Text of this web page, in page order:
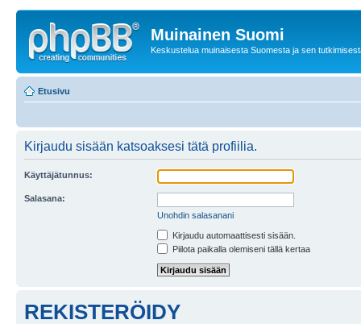
Muinainen Suomi
Keskustelua muinaisesta Suomesta ja sen
Etusivu
Kirjaudu sisään katsoaksesi tätä profiilia.
Käyttäjätunnus:
Salasana:
Unohdin salasanani
Kirjaudu automaattisesti sisään.
Piilota paikalla olemiseni tällä kertaa
REKISTERÖIDY